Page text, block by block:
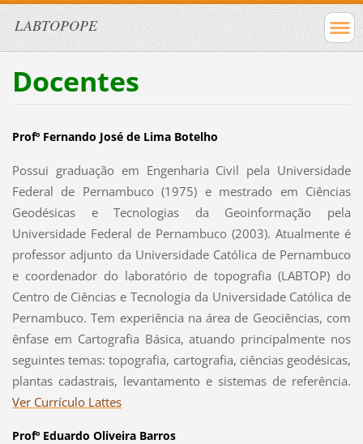
LABTOPOPE
Docentes
Profº Fernando José de Lima Botelho
Possui graduação em Engenharia Civil pela Universidade
Federal de Pernambuco (1975) e mestrado em Ciências
Geodésicas e Tecnologias da Geoinformação pela
Universidade Federal de Pernambuco (2003). Atualmente é
professor adjunto da Universidade Católica de Pernambuco
e coordenador do laboratório de topografia (LABTOP) do
Centro de Ciências e Tecnologia da Universidade Católica de
Pernambuco. Tem experiência na área de Geociências, com
ênfase em Cartografia Básica, atuando principalmente nos
seguintes temas: topografia, cartografia, ciências geodésicas,
plantas cadastrais, levantamento e sistemas de referência.
Ver Currículo Lattes
Profº Eduardo Oliveira Barros